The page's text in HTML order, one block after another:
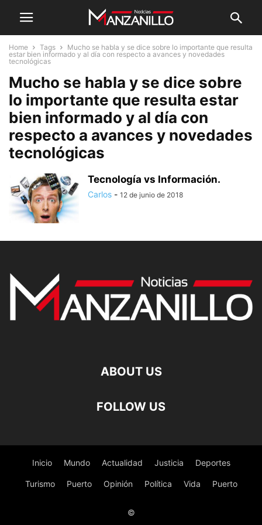
Home Tags
Mucho se habla y se dice sobre lo importante que resulta
estar bien informado y al día con respecto a avances y novedades
tecnológicas
Mucho se habla y se dice sobre
lo importante que resulta estar
bien informado y al día con
respecto a avances y novedades
tecnológicas
Tecnología vs Información.
Carlos - 12 de junio de 2018
ABOUT US
FOLLOW US
Inicio Mundo Actualidad Justicia Deportes
Turismo Puerto Opinión Política Vida Puerto
©